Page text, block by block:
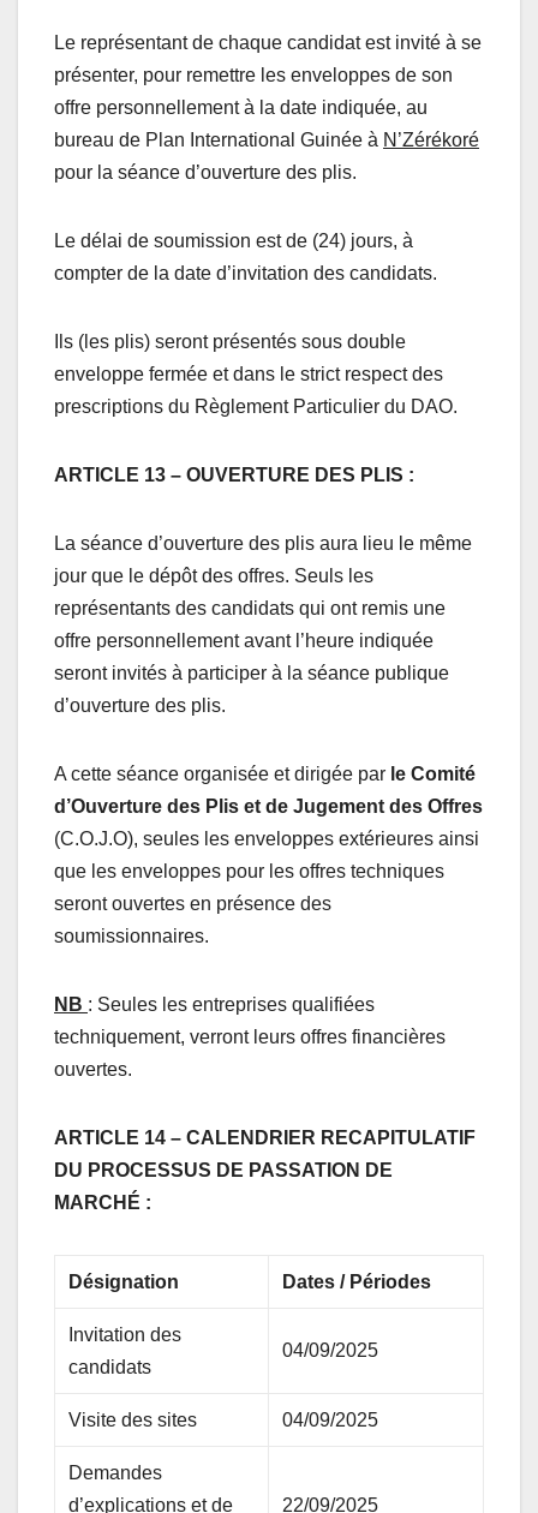
Le représentant de chaque candidat est invité à se
présenter, pour remettre les enveloppes de son
offre personnellement à la date indiquée, au
bureau de Plan International Guinée à N’Zérékoré
pour la séance d’ouverture des plis.
Le délai de soumission est de (24) jours, à
compter de la date d’invitation des candidats.
Ils (les plis) seront présentés sous double
enveloppe fermée et dans le strict respect des
prescriptions du Règlement Particulier du DAO.
ARTICLE 13 – OUVERTURE DES PLIS :
La séance d’ouverture des plis aura lieu le même
jour que le dépôt des offres. Seuls les
représentants des candidats qui ont remis une
offre personnellement avant l’heure indiquée
seront invités à participer à la séance publique
d’ouverture des plis.
A cette séance organisée et dirigée par le Comité
d’Ouverture des Plis et de Jugement des Offres
(C.O.J.O), seules les enveloppes extérieures ainsi
que les enveloppes pour les offres techniques
seront ouvertes en présence des
soumissionnaires.
NB : Seules les entreprises qualifiées
techniquement, verront leurs offres financières
ouvertes.
ARTICLE 14 – CALENDRIER RECAPITULATIF
DU PROCESSUS DE PASSATION DE
MARCHÉ :
Désignation Dates / Périodes
Invitation des
candidats
04/09/2025
Visite des sites 04/09/2025
Demandes
d’explications et de
22/09/2025